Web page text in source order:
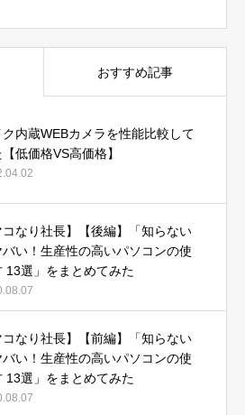
おすすめ記事
ク内蔵WEBカメラを性能比較して
低価格VS高価格】
コなり社長】【後編】「知らない
バい！生産性の高いパソコンの使
13選」をまとめてみた
コなり社長】【前編】「知らない
バい！生産性の高いパソコンの使
13選」をまとめてみた